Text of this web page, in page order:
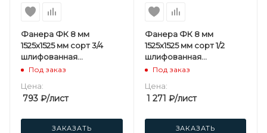
Фанера ФК 8 мм
1525х1525 мм сорт 3/4
шлифованная
березовая
Под заказ
Цена:
793 ₽/лист
ЗАКАЗАТЬ
Фанера ФК 8 мм
1525х1525 мм сорт 1/2
шлифованная
березовая
Под заказ
Цена:
1 271 ₽/лист
ЗАКАЗАТЬ